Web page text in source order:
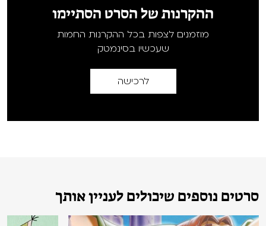
ההקרנות של הסרט הסתיימו
מוזמנים לצפות בכל ההקרנות החמות
שעכשיו בסינמטק
לרכישה
סרטים נוספים שיכולים לעניין אותך